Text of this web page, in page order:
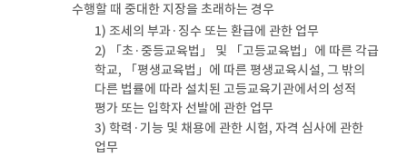
수행할 때 중대한 지장을 초래하는 경우
1) 조세의 부과·징수 또는 환급에 관한 업무
2) 「초·중등교육법」 및 「고등교육법」에 따른 각급
학교, 「평생교육법」에 따른 평생교육시설, 그 밖의
다른 법률에 따라 설치된 고등교육기관에서의 성적
평가 또는 입학자 선발에 관한 업무
3) 학력·기능 및 채용에 관한 시험, 자격 심사에 관한
업무